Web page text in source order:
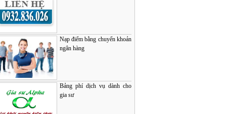
Nạp điểm bằng chuyển khoản
ngân hàng
Bảng phí dịch vụ dành cho
gia sư